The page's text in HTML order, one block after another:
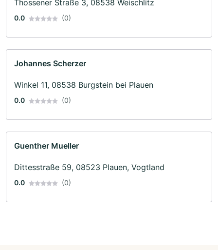
Thossener Straße 3, 08538 Weischlitz
0.0 (0)
Johannes Scherzer
Winkel 11, 08538 Burgstein bei Plauen
0.0 (0)
Guenther Mueller
Dittesstraße 59, 08523 Plauen, Vogtland
0.0 (0)